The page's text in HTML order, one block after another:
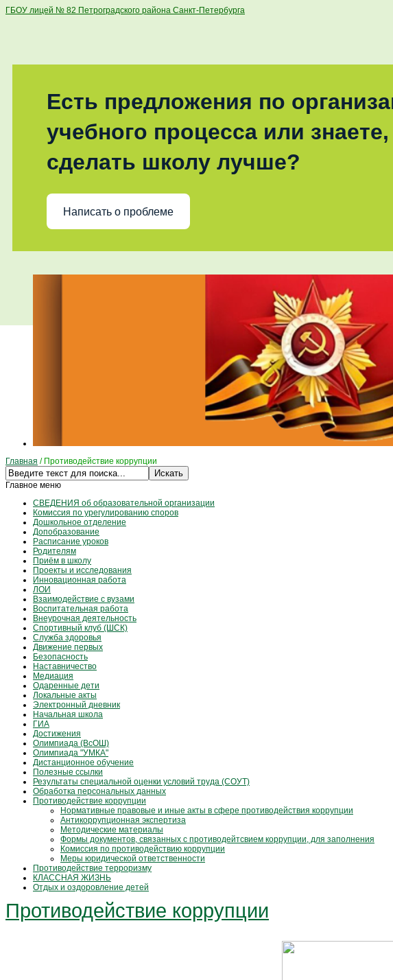
ГБОУ лицей № 82 Петроградского района Санкт-Петербурга
Есть предложения по
учебного процесса или знаете,
сделать школу лучше?
Написать о проблеме
Главная /Противодействие коррупции
Главное меню
СВЕДЕНИЯ об образовательной организации
Комиссия по урегулированию споров
Дошкольное отделение
Допобразование
Расписание уроков
Родителям
Приём в школу
Проекты и исследования
Инновационная работа
ЛОИ
Взаимодействие с вузами
Воспитательная работа
Внеурочная деятельность
Спортивный клуб (ШСК)
Служба здоровья
Движение первых
Безопасность
Наставничество
Медиация
Одаренные дети
Локальные акты
Электронный дневник
Начальная школа
ГИА
Достижения
Олимпиада (ВсОШ)
Олимпиада "УМКА"
Дистанционное обучение
Полезные ссылки
Результаты специальной оценки условий труда (СОУТ)
Обработка персональных данных
Противодействие коррупции
Нормативные правовые и иные акты в сфере противодействия коррупции
Антикоррупционная экспертиза
Методические материалы
Формы документов, связанных с противодейтсвием коррупции, для заполнения
Комиссия по противодействию коррупции
Меры юридической ответственности
Противодействие терроризму
КЛАССНАЯ ЖИЗНЬ
Отдых и оздоровление детей
Противодействие коррупции